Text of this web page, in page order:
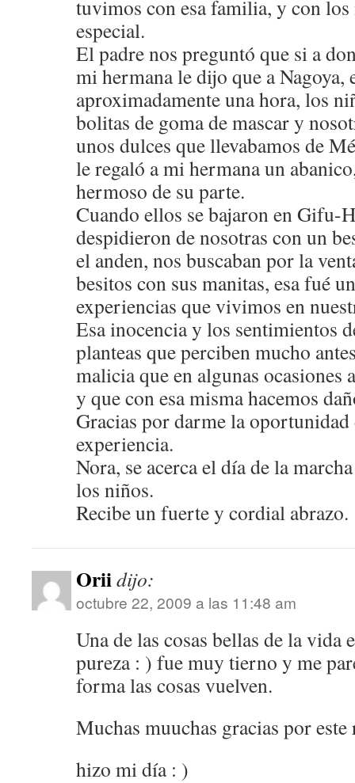
tuvimos con esa familia, y con
especial.
El padre nos preguntó que si a
mi hermana le dijo que a Nagoya,
aproximadamente una hora, los
bolitas de goma de mascar y
unos dulces que llevabamos de
le regaló a mi hermana un
hermoso de su parte.
Cuando ellos se bajaron en Gifu-
despidieron de nosotras con un
el anden, nos buscaban por la
besitos con sus manitas, esa fué
experiencias que vivimos en
Esa inocencia y los sentimientos
planteas que perciben mucho
malicia que en algunas ocasiones
y que con esa misma hacemos
Gracias por darme la oportunidad
experiencia.
Nora, se acerca el día de la
los niños.
Recibe un fuerte y cordial abrazo.
Oriidijo:
octubre 22, 2009 a las 11:48 am
Una de las cosas bellas de la vida
pureza : ) fue muy tierno y me
forma las cosas vuelven.
Muchas muuchas gracias por
hizo mi día : )